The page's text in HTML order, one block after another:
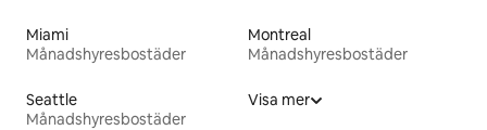
Miami
Månadshyresbostäder
Montreal
Månadshyresbostäder
Seattle
Månadshyresbostäder
Visa mer